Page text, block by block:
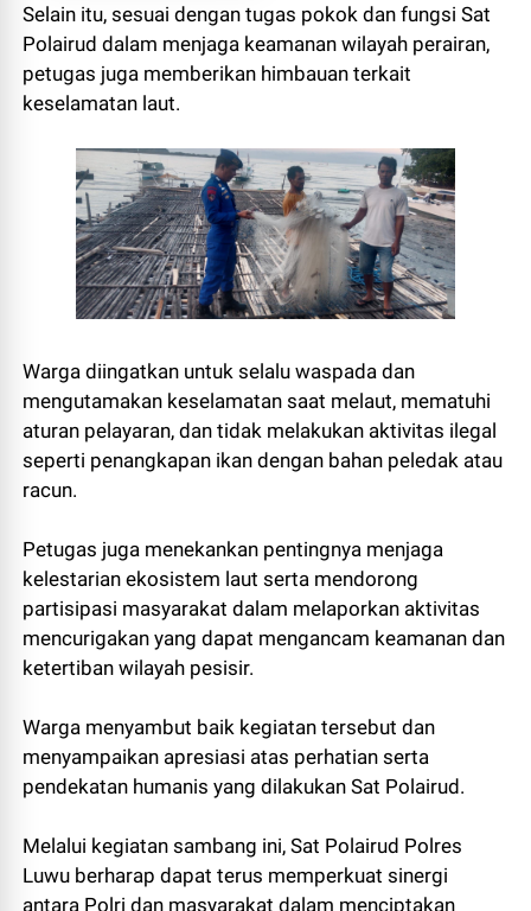
Selain itu, sesuai dengan tugas pokok dan fungsi Sat
Polairud dalam menjaga keamanan wilayah perairan,
petugas juga memberikan himbauan terkait
keselamatan laut.
Warga diingatkan untuk selalu waspada dan
mengutamakan keselamatan saat melaut, mematuhi
aturan pelayaran, dan tidak melakukan aktivitas ilegal
seperti penangkapan ikan dengan bahan peledak atau
racun.
Petugas juga menekankan pentingnya menjaga
kelestarian ekosistem laut serta mendorong
partisipasi masyarakat dalam melaporkan aktivitas
mencurigakan yang dapat mengancam keamanan dan
ketertiban wilayah pesisir.
Warga menyambut baik kegiatan tersebut dan
menyampaikan apresiasi atas perhatian serta
pendekatan humanis yang dilakukan Sat Polairud.
Melalui kegiatan sambang ini, Sat Polairud Polres
Luwu berharap dapat terus memperkuat sinergi
antara Polri dan masyarakat dalam menciptakan